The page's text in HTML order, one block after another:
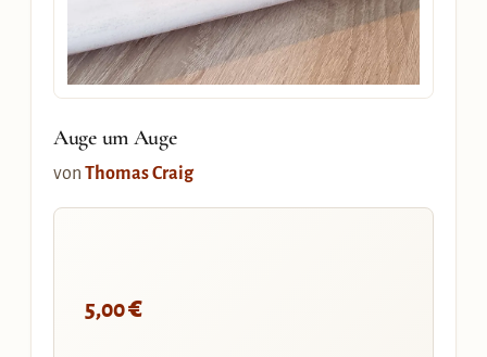
Auge um Auge
von Thomas Craig
5,00€